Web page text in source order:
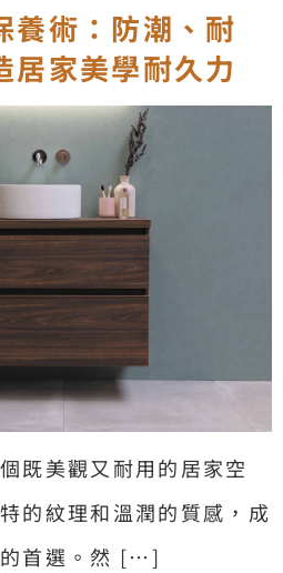
養術：防潮、耐
居家美學耐久力
既美觀又耐用的居家空
的紋理和溫潤的質感，成
首選。然 […]